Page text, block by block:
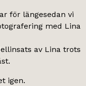
för längesedan vi
med Lina
av Lina trots
igen.